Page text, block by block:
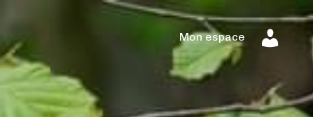
Mon espace